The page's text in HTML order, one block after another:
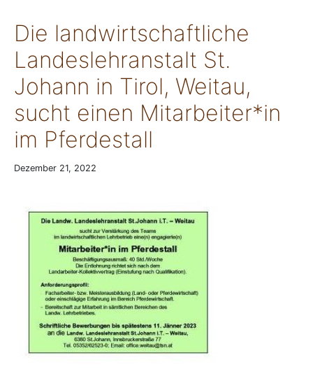
Die landwirtschaftliche
Landeslehranstalt St.
Johann in Tirol, Weitau,
sucht einen Mitarbeiter*in
im Pferdestall
Dezember 21, 2022